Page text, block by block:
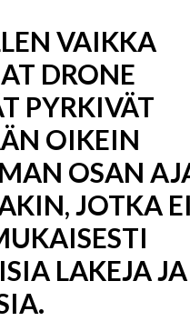
VAIKKA
DRONE
PYRKIVÄT
OIKEIN
OSAN
JOTKA
LAKEJA JA